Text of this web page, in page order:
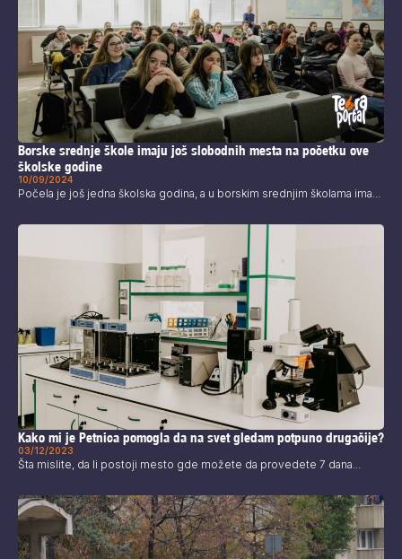
Borske srednje škole imaju još slobodnih mesta na početku ove
školske godine
10/09/2024
Počela je još jedna školska godina, a u borskim srednjim školama ima...
Kako mi je Petnica pomogla da na svet gledam potpuno drugačije?
03/12/2023
Šta mislite, da li postoji mesto gde možete da provedete 7 dana...